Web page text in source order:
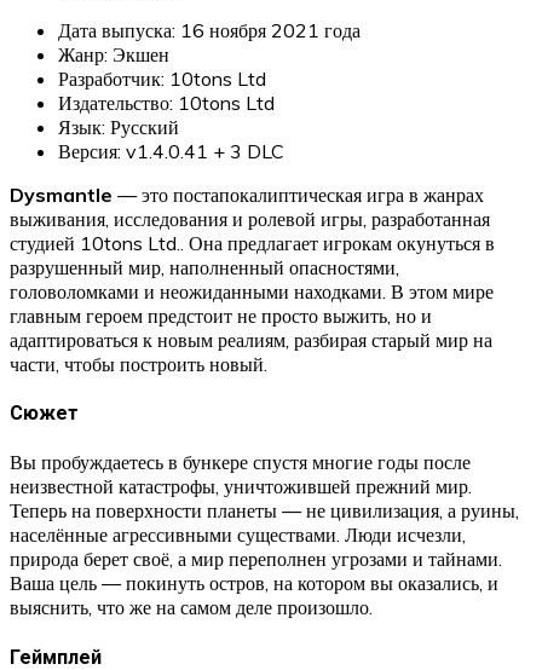
Дата выпуска: 16 ноября 2021 года
Жанр: Экшен
Разработчик: 10tons Ltd
Издательство: 10tons Ltd
Язык: Русский
Версия: v1.4.0.41 + 3 DLC
Dysmantle — это постапокалиптическая игра в жанрах
выживания, исследования и ролевой игры, разработанная
студией 10tons Ltd.. Она предлагает игрокам окунуться в
разрушенный мир, наполненный опасностями,
головоломками и неожиданными находками. В этом мире
главным героем предстоит не просто выжить, но и
адаптироваться к новым реалиям, разбирая старый мир на
части, чтобы построить новый.
Сюжет
Вы пробуждаетесь в бункере спустя многие годы после
неизвестной катастрофы, уничтожившей прежний мир.
Теперь на поверхности планеты — не цивилизация, а руины,
населённые агрессивными существами. Люди исчезли,
природа берет своё, а мир переполнен угрозами и тайнами.
Ваша цель — покинуть остров, на котором вы оказались, и
выяснить, что же на самом деле произошло.
Геймплей